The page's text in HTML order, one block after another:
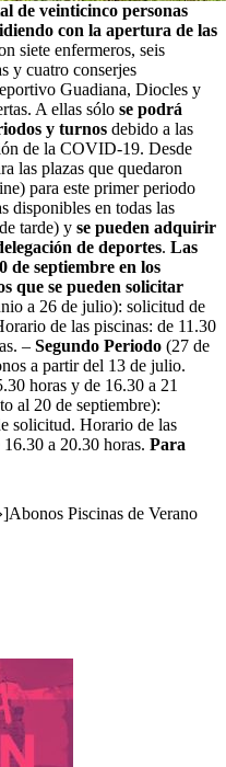
de veinticinco personas
con la apertura de las
siete enfermeros, seis
y cuatro conserjes
Guadiana, Diocles y
A ellas sólo se podrá
y turnos debido a las
de la COVID-19. Desde
las plazas que quedaron
para este primer periodo
disponibles en todas las
tarde) y se pueden adquirir
de deportes. Las
de septiembre en los
que se pueden solicitar
a 26 de julio): solicitud de
de las piscinas: de 11.30
– Segundo Periodo (27 de
a partir del 13 de julio.
horas y de 16.30 a 21
al 20 de septiembre):
solicitud. Horario de las
a 20.30 horas. Para
Piscinas de Verano